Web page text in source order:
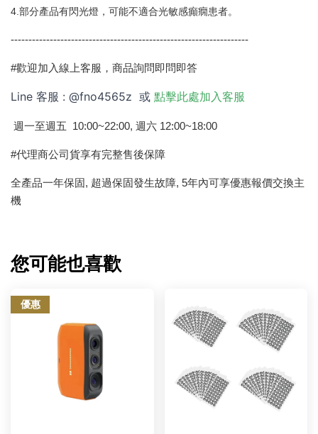
4.部分產品有閃光燈，可能不適合光敏感癲癇患者。
-------------------------------------------------------------------
#歡迎加入線上客服，商品詢問即問即答
Line 客服 : @fno4565z 或 點擊此處加入客服
週一至週五 10:00~22:00, 週六 12:00~18:00
#代理商公司貨享有完整售後保障
全產品一年保固, 超過保固發生故障, 5年內可享優惠報價交換主
機
您可能也喜歡
優惠